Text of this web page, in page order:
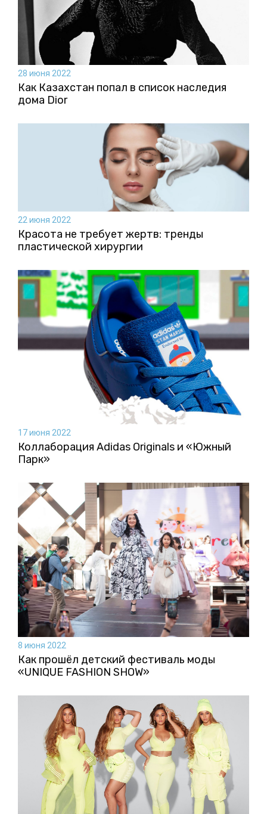
28 июня 2022
Как Казахстан попал в список наследия
дома Dior
22 июня 2022
Красота не требует жертв: тренды
пластической хирургии
17 июня 2022
Коллаборация Аdidas Originals и «Южный
Парк»
8 июня 2022
Как прошёл детский фестиваль моды
«UNIQUE FASHION SHOW»